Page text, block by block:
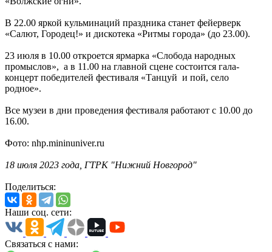
В 22.00 яркой кульминаций праздника станет фейерверк
«Салют, Городец!» и дискотека «Ритмы города» (до 23.00).
23 июля в 10.00 откроется ярмарка «Слобода народных
промыслов», а в 11.00 на главной сцене состоится гала-
концерт победителей фестиваля «Танцуй и пой, село
родное».
Все музеи в дни проведения фестиваля работают с 10.00 до
16.00.
Фото: nhp.mininuniver.ru
18 июля 2023 года, ГТРК "Нижний Новгород"
Поделиться:
Наши соц. сети:
Связаться с нами: